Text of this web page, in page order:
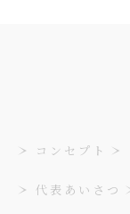
コンセプト
代表あいさつ